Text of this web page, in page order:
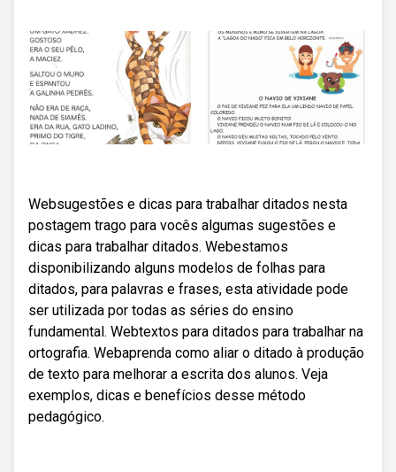
Websugestões e dicas para trabalhar ditados nesta
postagem trago para vocês algumas sugestões e
dicas para trabalhar ditados. Webestamos
disponibilizando alguns modelos de folhas para
ditados, para palavras e frases, esta atividade pode
ser utilizada por todas as séries do ensino
fundamental. Webtextos para ditados para trabalhar na
ortografia. Webaprenda como aliar o ditado à produção
de texto para melhorar a escrita dos alunos. Veja
exemplos, dicas e benefícios desse método
pedagógico.